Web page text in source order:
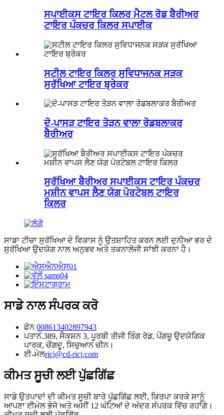
ਸਪਾਈਕਸ ਟਾਇਰ ਕਿਲਰ ਮੈਟਲ ਰੋਡ ਬੈਰੀਅਰ
ਟਾਇਰ ਪੰਕਚਰ ਕਿਲਰ ਸਪਾਈਕ
ਸਟੀਲ ਟਾਇਰ ਕਿਲਰ ਸੁਵਿਧਾਜਨਕ ਸੜਕ
ਸੁਰੱਖਿਆ ਟਾਇਰ ਬ੍ਰੇਕਰ
ਦੋ-ਪਾਸੜ ਟਾਇਰ ਤੋੜਨ ਵਾਲਾ ਰੋਡਬਲਾਕਰ
ਬੈਰੀਅਰ
ਸੁਰੱਖਿਆ ਬੈਰੀਅਰ ਸਪਾਈਕਸ ਟਾਇਰ ਪੰਕਚਰ
ਮਸ਼ੀਨ ਵਾਪਸ ਲੈਣ ਯੋਗ ਪੋਰਟੇਬਲ ਟਾਇਰ
ਕਿਲਰ
ਸਾਡਾ ਟੀਚਾ ਸੁਰੱਖਿਆ ਦੇ ਵਿਕਾਸ ਨੂੰ ਉਤਸ਼ਾਹਿਤ ਕਰਨ ਲਈ ਦੁਨੀਆ ਭਰ ਦੇ
ਸੁਰੱਖਿਆ ਉਦਯੋਗ ਨਾਲ ਅਨੁਭਵ ਅਤੇ ਤਕਨਾਲੋਜੀ ਸਾਂਝੀ ਕਰਨਾ ਹੈ।
ਸਾਡੇ ਨਾਲ ਸੰਪਰਕ ਕਰੋ
ਫ਼ੋਨ 008613402897943
ਪਤਾਨੰ.389, ਸੈਕਸ਼ਨ 3, ਪੂਰਬੀ ਤੀਜੀ ਰਿੰਗ ਰੋਡ, ਪੇਂਗਜ਼ੂ ਉਦਯੋਗਿਕ
ਪਾਰਕ, ​​ਚੇਂਗਦੂ, ਸਿਚੁਆਨ ਚੀਨ।
ਈ-ਮੇਲricj@cd-ricj.com
ਕੀਮਤ ਸੂਚੀ ਲਈ ਪੁੱਛਗਿੱਛ
ਸਾਡੇ ਉਤਪਾਦਾਂ ਦੀ ਕੀਮਤ ਸੂਚੀ ਬਾਰੇ ਪੁੱਛਗਿੱਛ ਲਈ, ਕਿਰਪਾ ਕਰਕੇ ਸਾਨੂੰ
ਆਪਣਾ ਈਮੇਲ ਭੇਜੋ ਅਤੇ ਅਸੀਂ 12 ਘੰਟਿਆਂ ਦੇ ਅੰਦਰ ਸੰਪਰਕ ਵਿੱਚ ਰਹਾਂਗੇ।